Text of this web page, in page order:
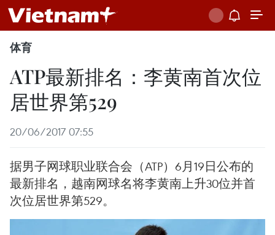
体育
ATP最新排名：李黄南首次位
居世界第529
20/06/2017 07:55
据男子网球职业联合会（ATP）6月19日公布的
最新排名，越南网球名将李黄南上升30位并首
次位居世界第529。